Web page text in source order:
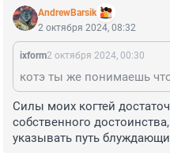
AndrewBarsik
2 октября 2024, 08:32
ixform2 октября 2024, 00:30
Силы моих когтей
собственного
указывать путь